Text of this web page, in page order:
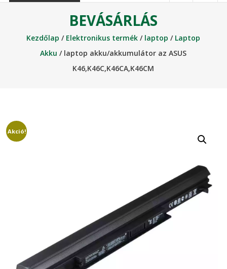
BEVÁSÁRLÁS
Kezdőlap / Elektronikus termék / laptop / Laptop
Akku / laptop akku/akkumulátor az ASUS
K46,K46C,K46CA,K46CM
Akció!